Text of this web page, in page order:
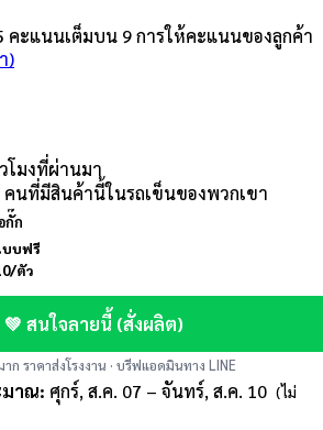
คะแนนเต็มบน 9การให้คะแนนของลูกค้า
)
โมงที่ผ่านมา
นที่มีสินค้านี้ในรถเข็นของพวกเขา
กั๊ก
บบฟรี
ตัว
💚 สนใจลายนี้ (สั่งผลิต)
ก ราคาส่งโรงงาน · บรีฟแอดมินทาง LINE
มาณ: ศุกร์, ส.ค. 07 – จันทร์, ส.ค. 10 (ไม่